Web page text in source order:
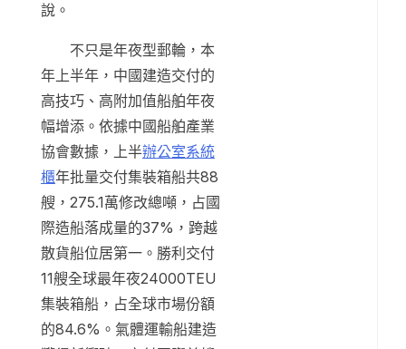
說。
不只是年夜型郵輪，本
年上半年，中國建造交付的
高技巧、高附加值船舶年夜
幅增添。依據中國船舶產業
協會數據，上半辦公室系統
櫃年批量交付集裝箱船共88
艘，275.1萬修改總噸，占國
際造船落成量的37%，跨越
散貨船位居第一。勝利交付
11艘全球最年夜24000TEU
集裝箱船，占全球市場份額
的84.6%。氣體運輸船建造